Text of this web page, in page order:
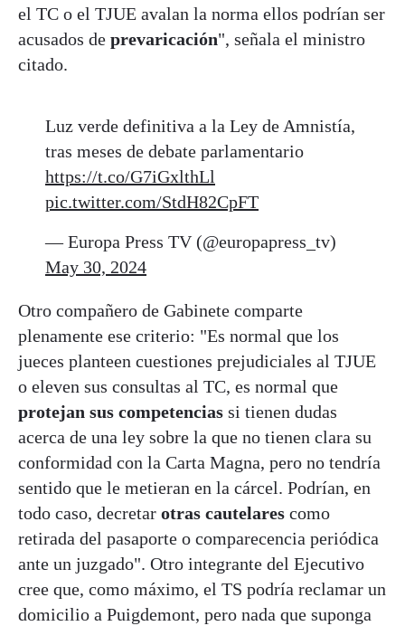
el TC o el TJUE avalan la norma ellos podrían ser
acusados de prevaricación", señala el ministro
citado.
Luz verde definitiva a la Ley de Amnistía,
tras meses de debate parlamentario
https://t.co/G7iGxlthLl
pic.twitter.com/StdH82CpFT
— Europa Press TV (@europapress_tv)
May 30, 2024
Otro compañero de Gabinete comparte
plenamente ese criterio: "Es normal que los
jueces planteen cuestiones prejudiciales al TJUE
o eleven sus consultas al TC, es normal que
protejan sus competencias si tienen dudas
acerca de una ley sobre la que no tienen clara su
conformidad con la Carta Magna, pero no tendría
sentido que le metieran en la cárcel. Podrían, en
todo caso, decretar otras cautelares como
retirada del pasaporte o comparecencia periódica
ante un juzgado". Otro integrante del Ejecutivo
cree que, como máximo, el TS podría reclamar un
domicilio a Puigdemont, pero nada que suponga